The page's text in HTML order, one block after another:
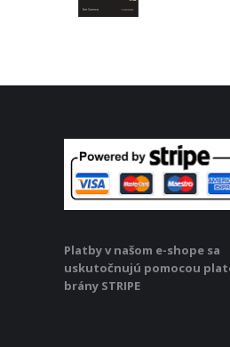
Platby v našom e-shope sa
uskutočnujú pomocou
brány STRIPE